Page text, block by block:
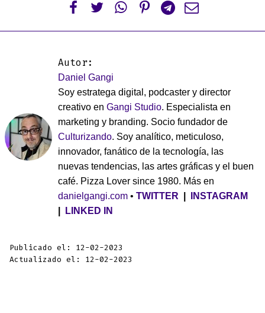
     
Autor:
Daniel Gangi
Soy estratega digital, podcaster y director
creativo en Gangi Studio. Especialista en
marketing y branding. Socio fundador de
Culturizando. Soy analítico, meticuloso,
innovador, fanático de la tecnología, las
nuevas tendencias, las artes gráficas y el buen
café. Pizza Lover since 1980. Más en
danielgangi.com • TWITTER
INSTAGRAM
LINKED IN
Publicado el: 12-02-2023
Actualizado el: 12-02-2023